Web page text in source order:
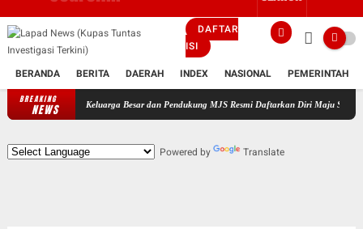
DAFTAR
ISI
BERANDA BERITA DAERAH INDEX NASIONAL PEMERINTAH
BREAKING
NEWS
Keluarga Besar dan Pendukung MJS Resmi Daftarkan Diri Maju Sebagai Calon
Powered by Translate